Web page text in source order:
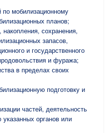
по мобилизационному
планов;
сохранения,
запасов,
и государственного
и фуража;
в пределах своих
подготовку и
частей, деятельность
органов или